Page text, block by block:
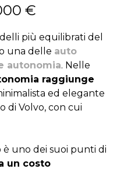
€
più equilibrati del
una delle auto
autonomia. Nelle
raggiunge
ed elegante
di Volvo, con cui
uno dei suoi punti di
un costo